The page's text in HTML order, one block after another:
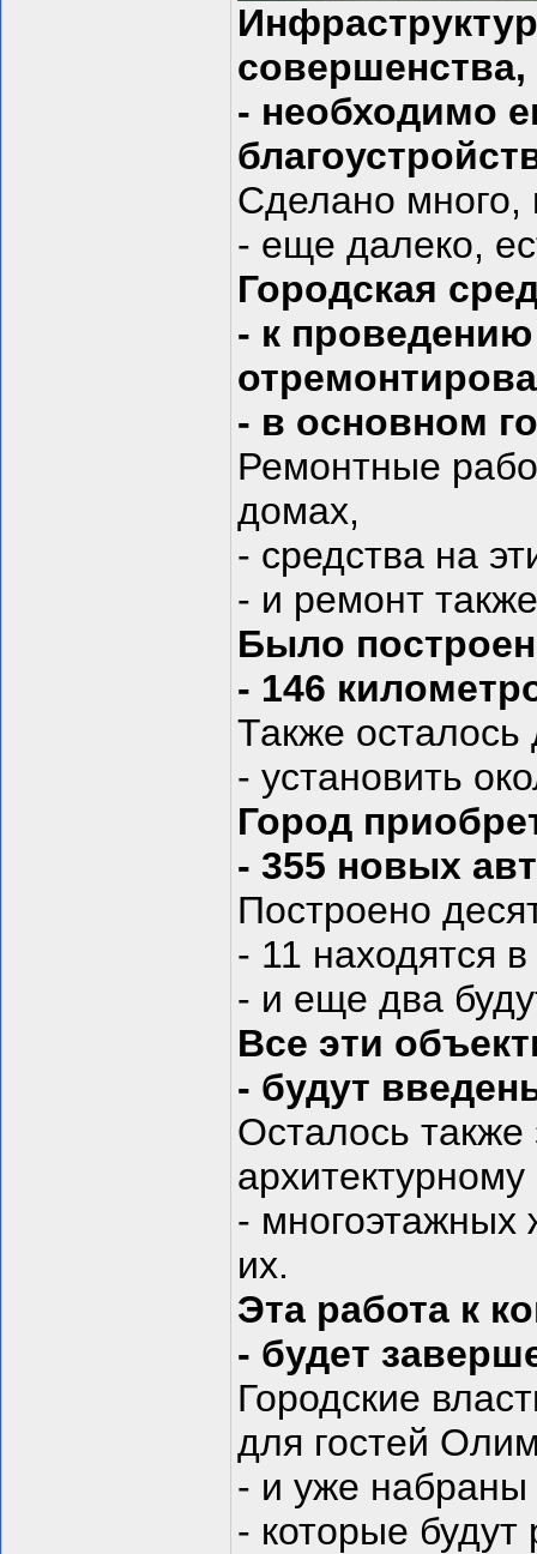
совершенства,
- необходимо
Сделано много,
- еще далеко,
Городская
- к
- в основном
Ремонтные
домах,
- средства на
- и ремонт
Было
- 146
Также осталось
- установить
Город
- 355 новых
Построено
- 11 находятся
- и еще два
Все эти
- будут
Осталось
архитектурному
- многоэтажных
их.
Эта работа к
- будет
Городские
для гостей
- и уже набраны
- которые будут